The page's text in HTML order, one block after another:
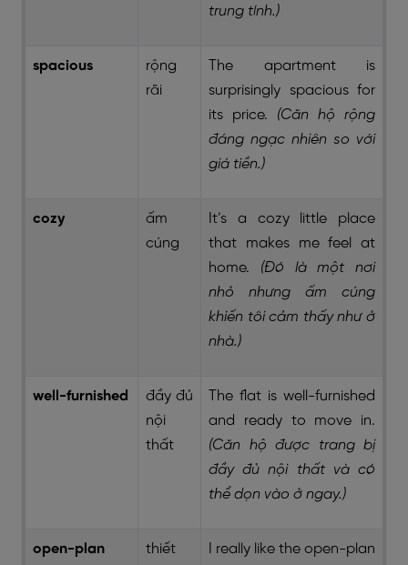
trung tính.)
spacious
rộng
rãi
The apartment is
surprisingly spacious for
its price. (Căn hộ rộng
đáng ngạc nhiên so với
giá tiền.)
cozy
ấm
cúng
It’s a cozy little place
that makes me feel at
home. (Đó là một nơi
nhỏ nhưng ấm cúng
khiến tôi cảm thấy như ở
nhà.)
well-furnished
đầy đủ
nội
thất
The flat is well-furnished
and ready to move in.
(Căn hộ được trang bị
đầy đủ nội thất và có
thể dọn vào ở ngay.)
open-plan
thiết
I really like the open-plan